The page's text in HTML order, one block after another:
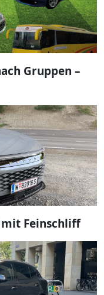
Gruppen –
mit Feinschliff